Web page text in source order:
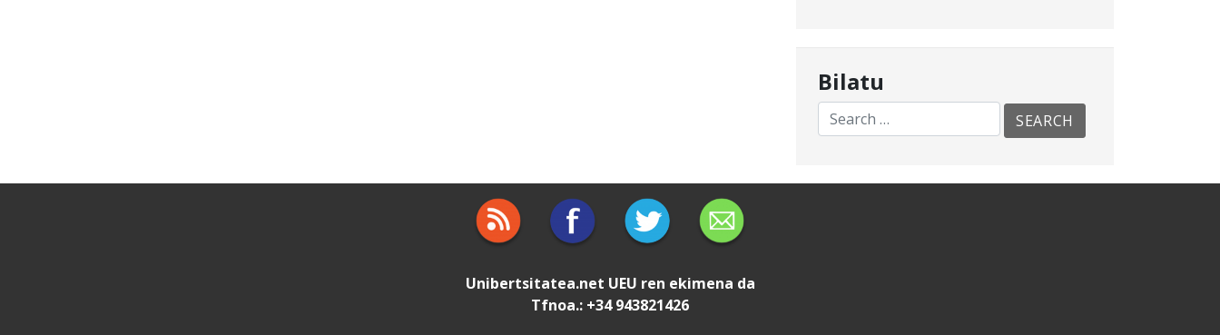
Bilatu
Unibertsitatea.net UEU ren ekimena da
Tfnoa.: +34 943821426